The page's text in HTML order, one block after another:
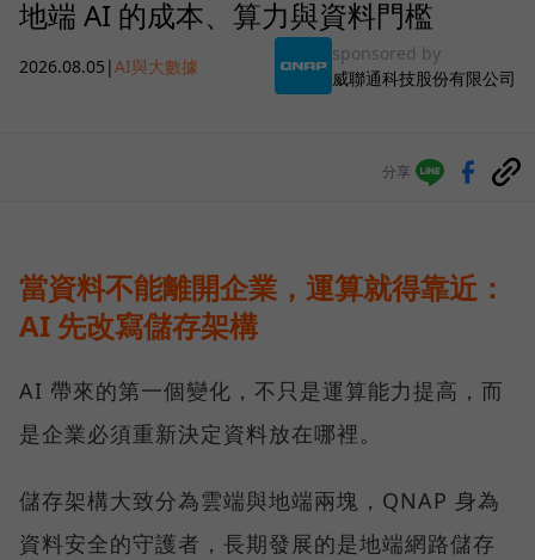
地端 AI 的成本、算力與資料門檻
2026.08.05 |AI與大數據
sponsored by
威聯通科技股份有限公司
分享
當資料不能離開企業，運算就得靠近：
AI 先改寫儲存架構
AI 帶來的第一個變化，不只是運算能力提高，而
是企業必須重新決定資料放在哪裡。
儲存架構大致分為雲端與地端兩塊，QNAP 身為
資料安全的守護者，長期發展的是地端網路儲存